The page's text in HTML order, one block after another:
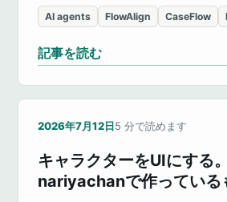
AI agents FlowAlign CaseFlow
記事を読む
2026年7月12日5 分で読めます
キャラクターをUIにする
nariyachanで作っている